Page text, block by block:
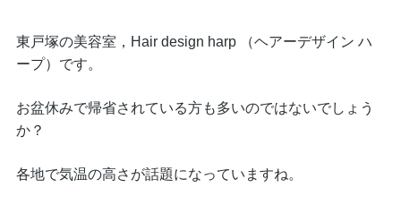
東戸塚の美容室，Hair design harp （ヘアーデザイン ハ
ープ）です。
お盆休みで帰省されている方も多いのではないでしょう
か？
各地で気温の高さが話題になっていますね。